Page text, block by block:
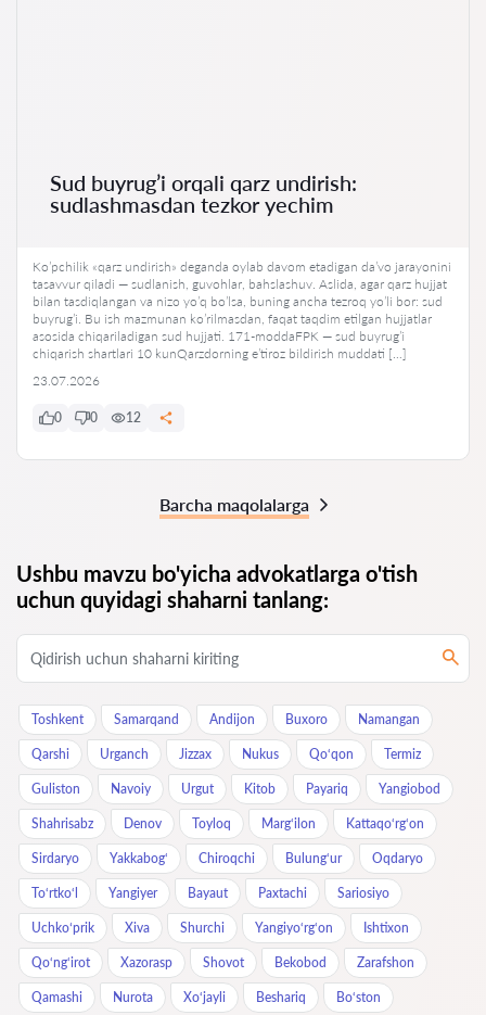
Sud buyrug’i orqali qarz undirish:
sudlashmasdan tezkor yechim
Ko’pchilik «qarz undirish» deganda oylab davom etadigan da’vo jarayonini
tasavvur qiladi — sudlanish, guvohlar, bahslashuv. Aslida, agar qarz hujjat
bilan tasdiqlangan va nizo yo’q bo’lsa, buning ancha tezroq yo’li bor: sud
buyrug’i. Bu ish mazmunan ko’rilmasdan, faqat taqdim etilgan hujjatlar
asosida chiqariladigan sud hujjati. 171-moddaFPK — sud buyrug’i
chiqarish shartlari 10 kunQarzdorning e’tiroz bildirish muddati […]
23.07.2026
0 0 12
Barcha maqolalarga
Ushbu mavzu bo'yicha advokatlarga o'tish
uchun quyidagi shaharni tanlang:
Toshkent Samarqand Andijon Buxoro Namangan
Qarshi Urganch Jizzax Nukus Qo‘qon Termiz
Guliston Navoiy Urgut Kitob Payariq Yangiobod
Shahrisabz Denov Toyloq Marg‘ilon Kattaqo‘rg‘on
Sirdaryo Yakkabog‘ Chiroqchi Bulung‘ur Oqdaryo
To‘rtko‘l Yangiyer Bayaut Paxtachi Sariosiyo
Uchkoʻprik Xiva Shurchi Yangiyo‘rg‘on Ishtixon
Qo‘ng‘irot Xazorasp Shovot Bekobod Zarafshon
Qamashi Nurota Xo‘jayli Beshariq Bo‘ston